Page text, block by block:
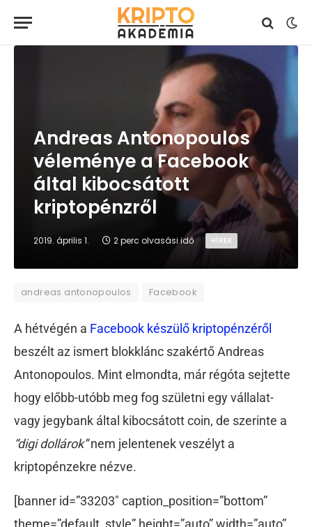
Andreas Antonopoulos
véleménye a Facebook
által kibocsátott
kriptopénzről
2019. április 1. 2 perc olvasási idő HÍREK
andreas antonopoulos Facebook
A hétvégén a Facebook készülő kriptopénzéről
beszélt az ismert blokklánc szakértő Andreas
Antonopoulos. Mint elmondta, már régóta sejtette
hogy előbb-utóbb meg fog születni egy vállalat-
vagy jegybank által kibocsátott coin, de szerinte a
“digi dollárok”nem jelentenek veszélyt a
kriptopénzekre nézve.
[banner id=”33203″ caption_position=”bottom”
theme=”default_style” height=”auto” width=”auto”